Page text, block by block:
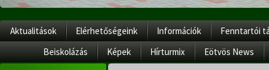
Aktualitások Elérhetőségeink Információk
Fenntartói
Beiskolázás
Képek Hírturmix Eötvös News